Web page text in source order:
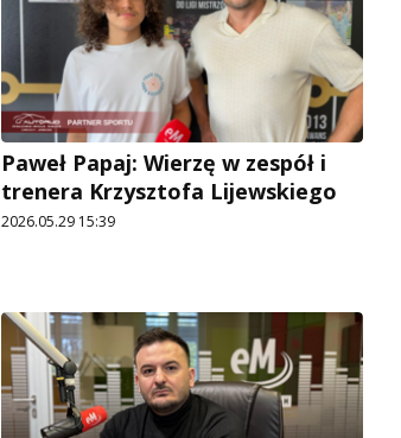
Paweł Papaj: Wierzę w zespół i
trenera Krzysztofa Lijewskiego
2026.05.29 15:39